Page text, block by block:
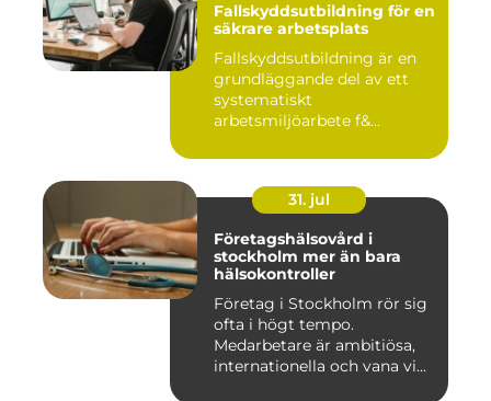
Fallskyddsutbildning för en
säkrare arbetsplats
Fallskyddsutbildning är en
grundläggande del av ett
systematiskt
arbetsmiljöarbete f&...
31. jul
Företagshälsovård i
stockholm mer än bara
hälsokontroller
Företag i Stockholm rör sig
ofta i högt tempo.
Medarbetare är ambitiösa,
internationella och vana vi...